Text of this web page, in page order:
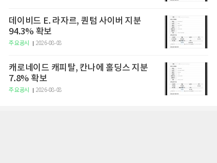
데이비드 E. 라자르, 퀀텀 사이버 지분
94.3% 확보
주요공시 2026-08-08
캐로네이드 캐피탈, 칸나에 홀딩스 지분
7.8% 확보
주요공시 2026-08-08